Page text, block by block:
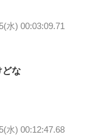
水) 00:03:09.71
どな
水) 00:12:47.68